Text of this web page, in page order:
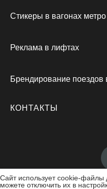
Стикеры в вагонах метро
Реклама в лифтах
Брендирование поездов
КОНТАКТЫ
Сайт использует cookie-файлы
можете отключить их в